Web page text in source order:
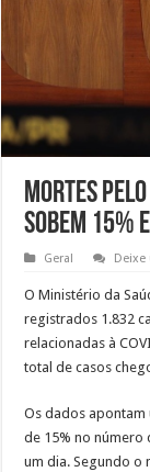
Mortes
sobem 15%
Geral
O Ministério da
registrados 1.832
relacionadas à
total de casos
Os dados apontam
de 15% no número
um dia. Segundo o